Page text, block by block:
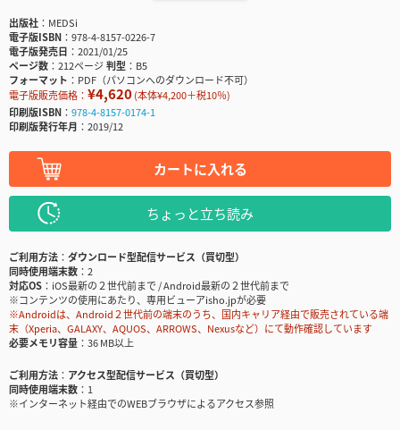
出版社
MEDSi
電子版ISBN
978-4-8157-0226-7
電子版発売日
2021/01/25
ページ数
212ページ判型
B5
フォーマット
PDF（パソコンへのダウンロード不可）
電子版販売価格： ¥4,620(本体¥4,200＋税10％)
印刷版ISBN
978-4-8157-0174-1
印刷版発行年月
2019/12
カートに入れる
ちょっと立ち読み
ご利用方法
ダウンロード型配信サービス（買切型）
同時使用端末数
2
対応OS
iOS最新の２世代前まで / Android最新の２世代前まで
※コンテンツの使用にあたり、専用ビューアisho.jpが必要
※Androidは、Android２世代前の端末のうち、国内キャリア経由で販売されている端
末（Xperia、GALAXY、AQUOS、ARROWS、Nexusなど）にて動作確認しています
必要メモリ容量
36 MB以上
ご利用方法
アクセス型配信サービス（買切型）
同時使用端末数
1
※インターネット経由でのWEBブラウザによるアクセス参照